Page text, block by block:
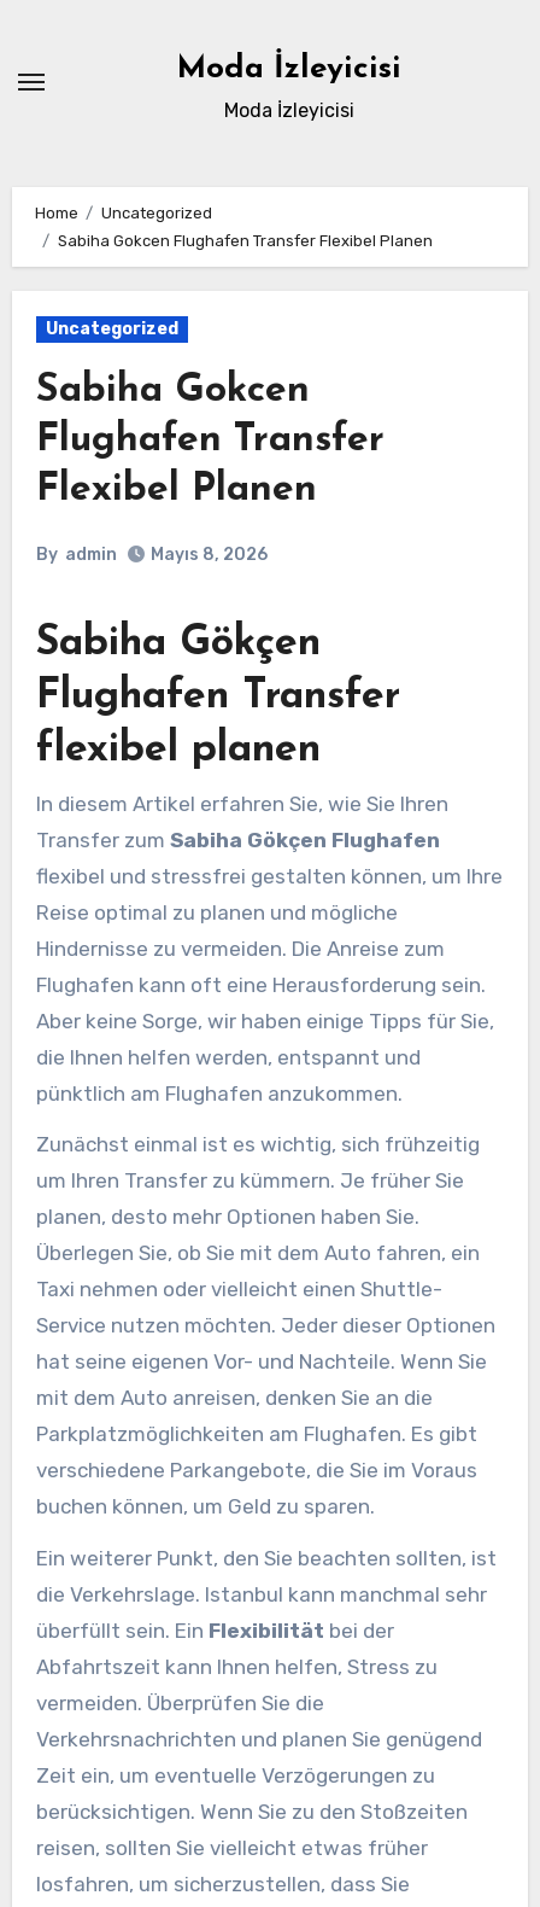
content
Moda İzleyicisi
Moda İzleyicisi
Home
Uncategorized
Sabiha Gokcen Flughafen Transfer Flexibel Planen
Uncategorized
Sabiha Gokcen
Flughafen Transfer
Flexibel Planen
By admin Mayıs 8, 2026
Sabiha Gökçen
Flughafen Transfer
flexibel planen
In diesem Artikel erfahren Sie, wie Sie Ihren
Transfer zum Sabiha Gökçen Flughafen
flexibel und stressfrei gestalten können, um Ihre
Reise optimal zu planen und mögliche
Hindernisse zu vermeiden. Die Anreise zum
Flughafen kann oft eine Herausforderung sein.
Aber keine Sorge, wir haben einige Tipps für Sie,
die Ihnen helfen werden, entspannt und
pünktlich am Flughafen anzukommen.
Zunächst einmal ist es wichtig, sich frühzeitig
um Ihren Transfer zu kümmern. Je früher Sie
planen, desto mehr Optionen haben Sie.
Überlegen Sie, ob Sie mit dem Auto fahren, ein
Taxi nehmen oder vielleicht einen Shuttle-
Service nutzen möchten. Jeder dieser Optionen
hat seine eigenen Vor- und Nachteile. Wenn Sie
mit dem Auto anreisen, denken Sie an die
Parkplatzmöglichkeiten am Flughafen. Es gibt
verschiedene Parkangebote, die Sie im Voraus
buchen können, um Geld zu sparen.
Ein weiterer Punkt, den Sie beachten sollten, ist
die Verkehrslage. Istanbul kann manchmal sehr
überfüllt sein. Ein Flexibilität bei der
Abfahrtszeit kann Ihnen helfen, Stress zu
vermeiden. Überprüfen Sie die
Verkehrsnachrichten und planen Sie genügend
Zeit ein, um eventuelle Verzögerungen zu
berücksichtigen. Wenn Sie zu den Stoßzeiten
reisen, sollten Sie vielleicht etwas früher
losfahren, um sicherzustellen, dass Sie